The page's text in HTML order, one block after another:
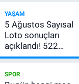
YAŞAM
5 Ağustos Sayısal
Loto sonuçları
açıklandı! 522
milyon TL devretti
SPOR